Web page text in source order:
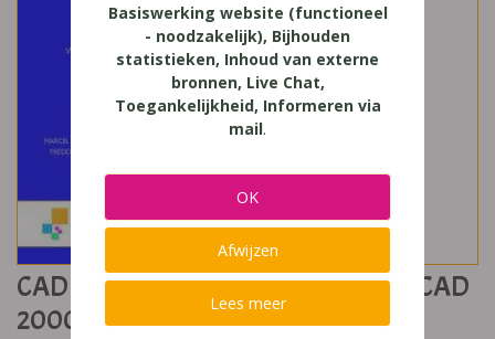
CAD voor Windows Mechanica AutoCAD
2000 e.v.
Basiswerking website (functioneel
- noodzakelijk), Bijhouden
statistieken, Inhoud van externe
bronnen, Live Chat,
Toegankelijkheid, Informeren via
mail.
OK
Afwijzen
Lees meer